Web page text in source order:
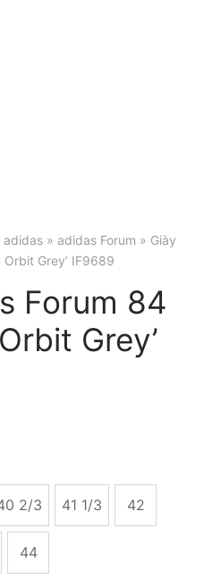
adidas » adidas Forum » Giày
Grey’ IF9689
Forum 84
Grey’
2/3 41 1/3 42
44